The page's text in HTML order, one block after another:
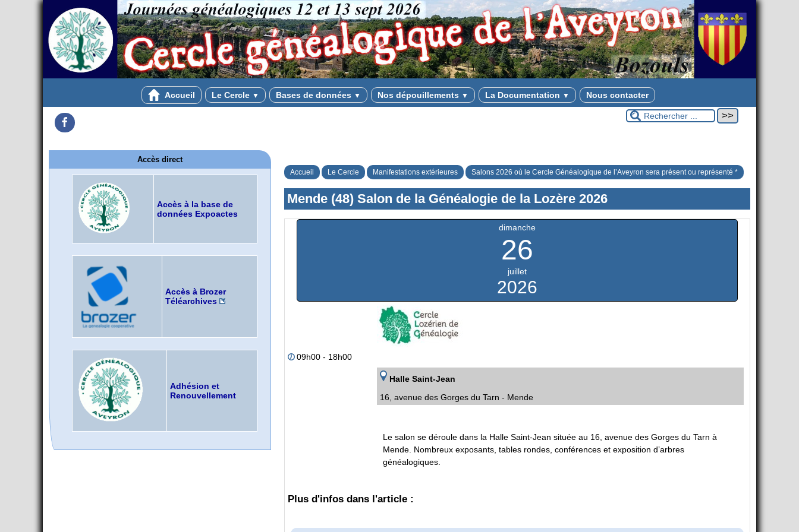
Accueil Le Cercle ▼ Bases de données ▼ Nos dépouillements ▼ La Documentation ▼ Nous contacter
Accueil Le Cercle Manifestations extérieures Salons 2026 où le Cercle Généalogique de l’Aveyron sera présent ou représenté *
Mende (48) Salon de la Généalogie de la Lozère 2026
dimanche
26
juillet
2026
09h00 - 18h00
Halle Saint-Jean
16, avenue des Gorges du Tarn - Mende
Le salon se déroule dans la Halle Saint-Jean située au 16, avenue des Gorges du Tarn à
Mende. Nombreux exposants, tables rondes, conférences et exposition d’arbres
généalogiques.
Plus d'infos dans l'article :
Accès direct
Accès à la base de
données Expoactes
Accès à Brozer
Téléarchives
Adhésion et
Renouvellement